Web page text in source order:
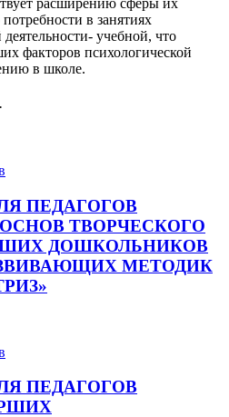
в занятиях
учебной, что
факторов психологической
в школе.
ПЕДАГОГОВ
ТВОРЧЕСКОГО
ДОШКОЛЬНИКОВ
МЕТОДИК
ПЕДАГОГОВ